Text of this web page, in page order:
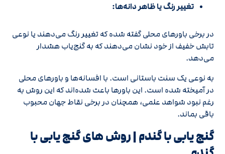
تغییر رنگ یا ظاهر دانه‌ها:
در برخی باورهای محلی گفته شده که تغییر رنگ می‌دهند یا نوعی
تابش خفیف از خود نشان می‌دهند که به گنج‌یاب هشدار
می‌دهد.
به نوعی یک سنت باستانی است. با افسانه‌ها و باورهای محلی
در آمیخته شده است. این باورها باعث شده‌اند که این روش به
رغم نبود شواهد علمی، همچنان در برخی نقاط جهان محبوب
باقی بماند.
گنج یابی با گندم | روش های گنج‌ یابی با